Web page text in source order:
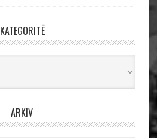
KATEGORITË
ARKIV